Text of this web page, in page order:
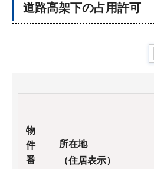
道路高架下の占用許可
物
件
番
所在地
（住居表示）